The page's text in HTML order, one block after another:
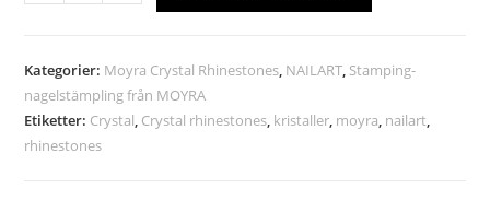
Kategorier: Moyra Crystal Rhinestones, NAILART, Stamping-
nagelstämpling från MOYRA
Etiketter: Crystal, Crystal rhinestones, kristaller, moyra, nailart,
rhinestones